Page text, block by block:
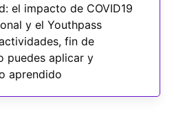
el impacto de COVID19
y el Youthpass
fin de
puedes aplicar y
aprendido